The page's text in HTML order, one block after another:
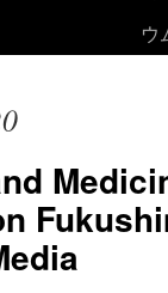
ウ